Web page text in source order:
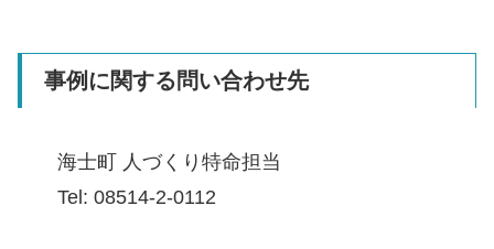
事例に関する問い合わせ先
海士町 人づくり特命担当
Tel: 08514-2-0112